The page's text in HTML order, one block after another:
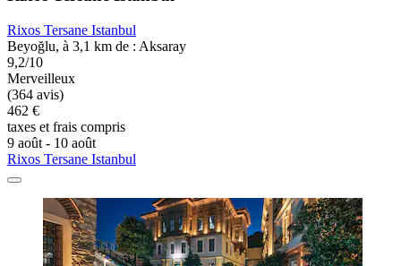
Rixos Tersane Istanbul
Beyoğlu, à 3,1 km de : Aksaray
9,2/10
Merveilleux
(364 avis)
462 €
taxes et frais compris
9 août - 10 août
Rixos Tersane Istanbul